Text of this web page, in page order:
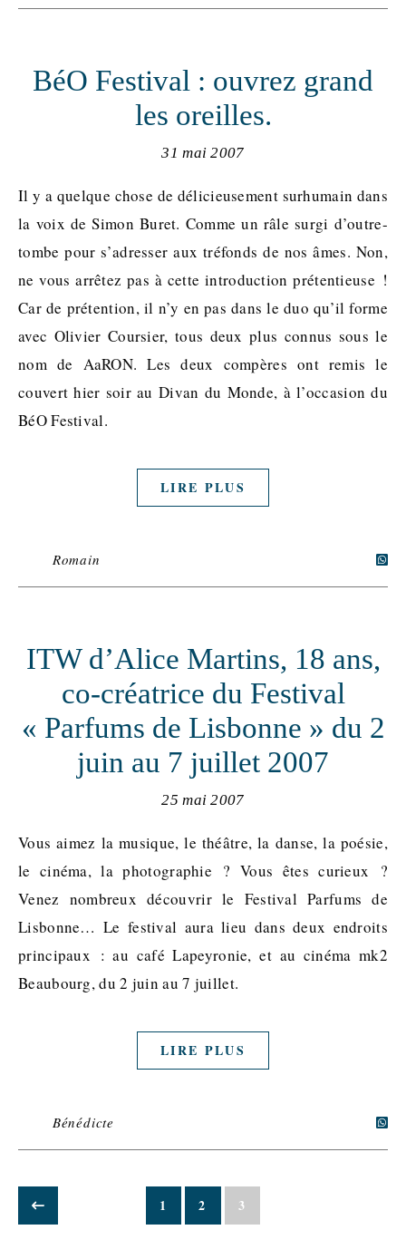
BéO Festival : ouvrez grand
les oreilles.
31 mai 2007
Il y a quelque chose de délicieusement surhumain dans
la voix de Simon Buret. Comme un râle surgi d’outre-
tombe pour s’adresser aux tréfonds de nos âmes. Non,
ne vous arrêtez pas à cette introduction prétentieuse !
Car de prétention, il n’y en pas dans le duo qu’il forme
avec Olivier Coursier, tous deux plus connus sous le
nom de AaRON. Les deux compères ont remis le
couvert hier soir au Divan du Monde, à l’occasion du
BéO Festival.
LIRE PLUS
Romain
ITW d’Alice Martins, 18 ans,
co-créatrice du Festival
« Parfums de Lisbonne » du 2
juin au 7 juillet 2007
25 mai 2007
Vous aimez la musique, le théâtre, la danse, la poésie,
le cinéma, la photographie ? Vous êtes curieux ?
Venez nombreux découvrir le Festival Parfums de
Lisbonne… Le festival aura lieu dans deux endroits
principaux : au café Lapeyronie, et au cinéma mk2
Beaubourg, du 2 juin au 7 juillet.
LIRE PLUS
Bénédicte
1 2 3